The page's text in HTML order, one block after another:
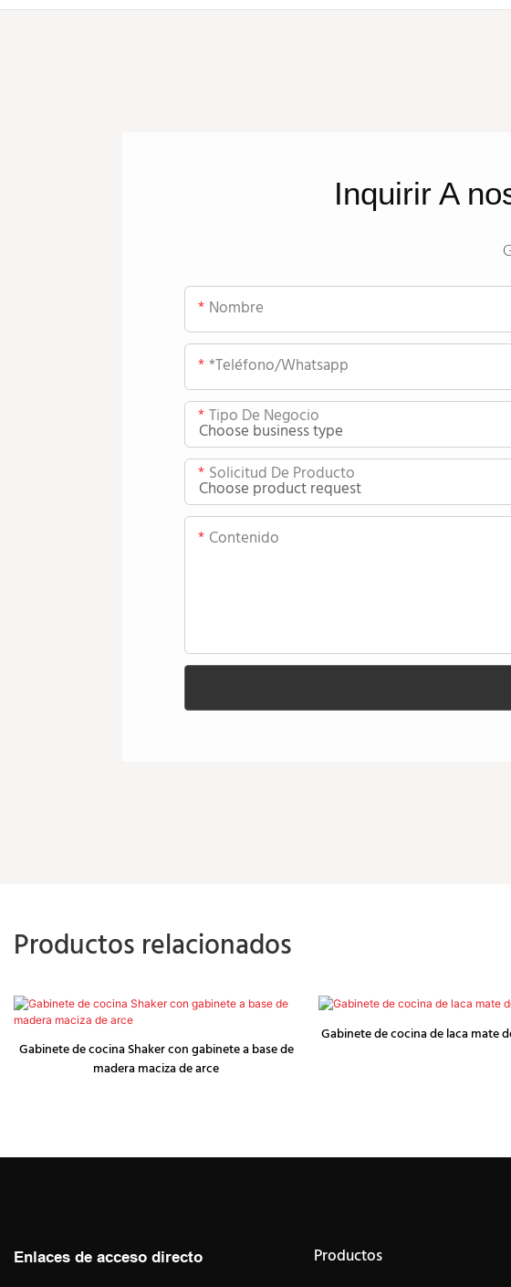
Inquirir A
Nombre
*teléfono/whatsapp
Tipo De Negocio
Solicitud De Producto
Contenido
Productos relacionados
Gabinete de cocina Shaker con gabinete a base de
madera maciza de arce
Gabinete de cocina de laca mate
Enlaces de acceso directo Productos